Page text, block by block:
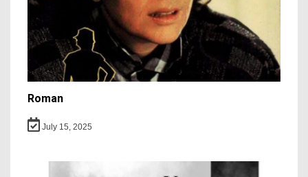
Roman
July 15, 2025